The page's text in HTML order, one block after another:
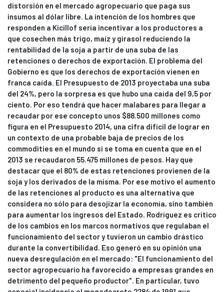
distorsión en el mercado agropecuario que paga sus
insumos al dólar libre. La intención de los hombres que
responden a Kicillof sería incentivar a los productores a
que cosechen más trigo, maíz y girasol reduciendo la
rentabilidad de la soja a partir de una suba de las
retenciones o derechos de exportación. El problema del
Gobierno es que los derechos de exportación vienen en
franca caída. El Presupuesto de 2013 proyectaba una suba
del 24%, pero la sorpresa es que hubo una caída del 9,5 por
ciento. Por eso tendrá que hacer malabares para llegar a
recaudar por ese concepto unos $88.500 millones como
figura en el Presupuesto 2014, una cifra difícil de lograr en
un contexto de una probable baja de precios de los
commodities en el mundo si se toma en cuenta que en el
2013 se recaudaron 55.475 millones de pesos. Hay que
destacar que el 80% de estas retenciones provienen de la
soja y los derivados de la misma. Por ese motivo el aumento
de las retenciones al producto es una alternativa que
considera no sólo para desojizar la economía, sino también
para aumentar los ingresos del Estado. Rodríguez es crítico
de los cambios en los marcos normativos que regulaban el
funcionamiento del sector y tuvieron un cambio drástico
durante la convertibilidad. Eso generó en su opinión una
nueva desregulación en el mercado: "El funcionamiento del
sector agropecuario ha favorecido a empresas grandes en
detrimento del pequeño productor". En particular, tuvo